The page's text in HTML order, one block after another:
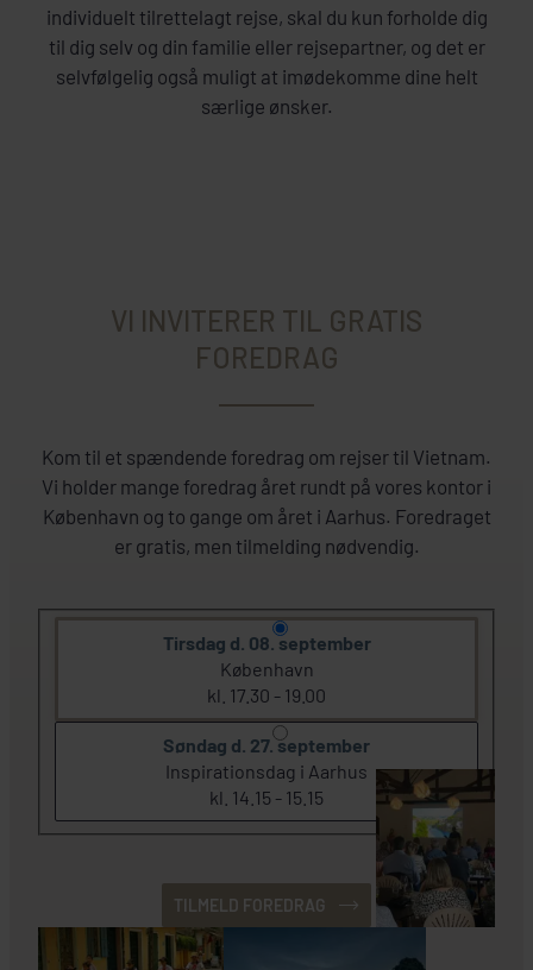
individuelt tilrettelagt rejse, skal du kun forholde dig
til dig selv og din familie eller rejsepartner, og det er
selvfølgelig også muligt at imødekomme dine helt
særlige ønsker.
VI INVITERER TIL GRATIS
FOREDRAG
Kom til et spændende foredrag om rejser til Vietnam.
Vi holder mange foredrag året rundt på vores kontor i
København og to gange om året i Aarhus. Foredraget
er gratis, men tilmelding nødvendig.
Tirsdag d. 08. september
København
kl. 17.30 - 19.00
Søndag d. 27. september
Inspirationsdag i Aarhus
kl. 14.15 - 15.15
TILMELD FOREDRAG